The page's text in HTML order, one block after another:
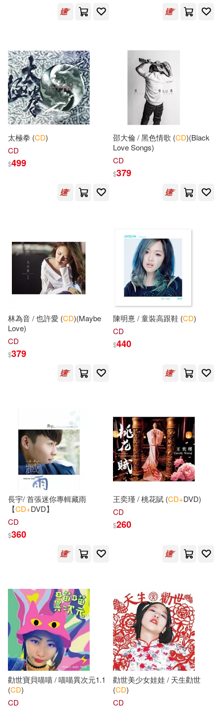
A&T(26) Brown(26)
Cynthia(26) Dick (NRT)(26)
Joyce (NRT)(26)
飛樂鳥(26)
Bill(25) Daniel(25)
David Cotton(25)
中公教育教師資格考試研究院編著
余浪(25)
國家電網公司人力資源部編(25)
曾仕強(25)
Diane Pinkley(24)
Hughes(24) Inc. (COR)(24)
J. D./ Ericksen(24)
Robb(24)
世一(148)
麥書(147) 龍門書局(147)
中國勞動社會保障出版社(146)
Dynamic(145)
湖南師範大學出版社(144)
北京航空航天大學出版社(143)
經濟管理出版社(143)
西南財經大學出版社(142)
搖籃(141) 寂天(140)
西南師範大學出版社(140)
江西美術出版社(139)
大新書局(137)
西北工業大學出版社(136)
南京師範大學出版社(135)
Neo Media(131)
中國標準出版社(130)
東南大學出版社(130)
太極拳 (CD)
CD
$499
邵大倫 / 黑色情歌 (CD)(Black
Love Songs)
CD
$379
林為音 / 也許愛 (CD)(Maybe
Love)
CD
$379
陳明憙 / 童裝高跟鞋 (CD)
CD
$440
長宇/ 首張迷你專輯藏雨
【CD+DVD】
CD
$360
王奕瑾 / 桃花賦 (CD+DVD)
CD
$260
勸世寶貝喵喵 / 喵喵異次元1.1
(CD)
CD
勸世美少女娃娃 / 天生勸世
(CD)
CD